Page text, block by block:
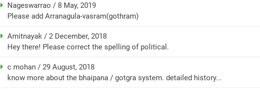
Nageswarrao / 8 May, 2019
Please add Arranagula-vasram(gothram)
Amitnayak / 2 December, 2018
Hey there! Please correct the spelling of political.
c mohan / 29 August, 2018
know more about the bhaipana / gotgra system. detailed history...